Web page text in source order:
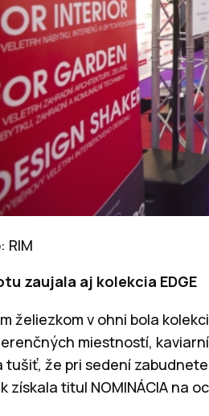
RIM
zaujala aj kolekcia EDGE
želiezkom v ohni bola
miestností,
tušiť, že pri sedení
získala titul NOMINÁCIA na